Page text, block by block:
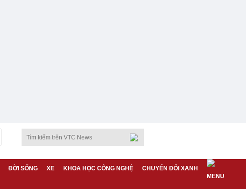
ĐỜI SỐNG XE KHOA HỌC CÔNG NGHỆ CHUYỂN ĐỔI XANH